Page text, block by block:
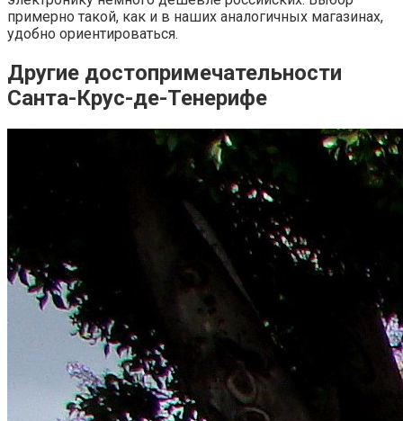
примерно такой, как и в наших аналогичных магазинах,
удобно ориентироваться.
Другие достопримечательности
Санта-Круc-де-Тенерифе